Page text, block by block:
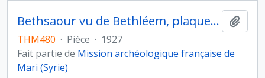
Bethsaour vu de Bethléem, plaque de verre 960
THM480 · Pièce · 1927
Fait partie de Mission archéologique française de
Mari (Syrie)